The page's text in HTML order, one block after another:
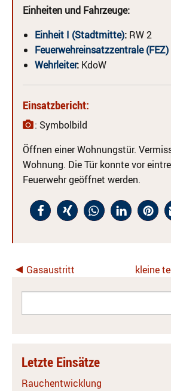
Einheiten und Fahrzeuge:
Einheit I (Stadtmitte): RW 2
Feuerwehreinsatzzentrale (FEZ)
Wehrleiter: KdoW
Einsatzbericht:
: Symbolbild
Öffnen einer Wohnungstür.
Wohnung. Die Tür konnte vor
Feuerwehr geöffnet werden.
Gasaustritt kleine
Letzte Einsätze
Rauchentwicklung